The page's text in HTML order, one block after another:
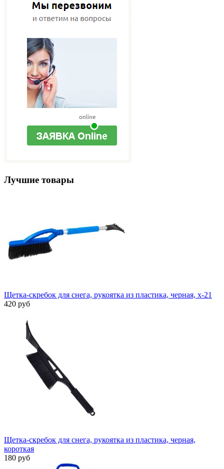
Лучшие товары
Щетка-скребок для снега, рукоятка из пластика, черная, х-21
420 руб
Щетка-скребок для снега, рукоятка из пластика, черная,
короткая
180 руб